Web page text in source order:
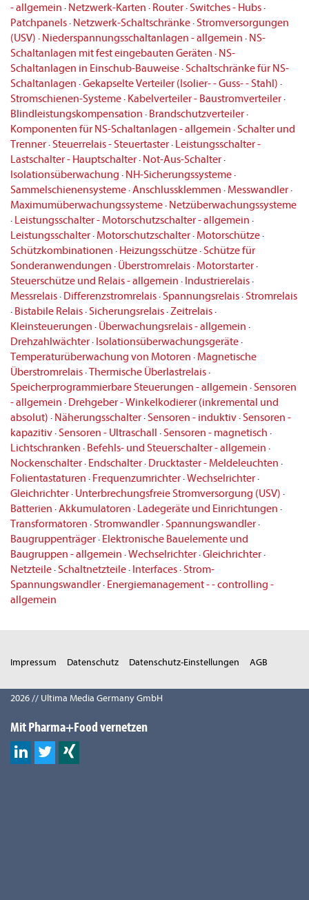
- allgemein · Netzwerk-Karten · Router· Switches - Hubs·
Patchpanels· Netzwerk-Schaltschränke· Stromversorgungen
(USV) · Niederspannungsschaltanlagen - allgemein · NS-
Schaltanlagen mit fest eingebauten Geräten · NS-
Schaltanlagen in Einschub-Bauweise· Schaltschränke für NS-
Schaltanlagen ·Gekapselte Verteiler (Isolier- - Guss- - Stahl) ·
Stromschienen-Systeme· Kabelverteiler - Baustromverteiler·
Blindleistungskompensation · Brandschutzverteiler·
Komponenten für NS-Schaltanlagen - allgemein · Schalter und
Trenner· Steuerrelais - Steuertaster· Leistungsschalter -
Lastschalter - Hauptschalter· Not-Aus-Schalter·
Isolationsüberwachung · NH-Sicherungssysteme·
Sammelschienensysteme·Anschlussklemmen · Messwandler·
Maximumüberwachungssysteme· Netzüberwachungssysteme
· Leistungsschalter - Motorschutzschalter - allgemein ·
Leistungsschalter· Motorschutzschalter· Motorschütze·
Schützkombinationen · Heizungsschütze· Schütze für
Sonderanwendungen · Überstromrelais· Motorstarter·
Steuerschütze und Relais - allgemein · Industrierelais·
Messrelais· Differenzstromrelais· Spannungsrelais· Stromrelais
· Bistabile Relais· Sicherungsrelais· Zeitrelais·
Kleinsteuerungen · Überwachungsrelais - allgemein ·
Drehzahlwächter· Isolationsüberwachungsgeräte·
Temperaturüberwachung von Motoren · Magnetische
Überstromrelais·Thermische Überlastrelais·
Speicherprogrammierbare Steuerungen - allgemein · Sensoren
- allgemein · Drehgeber - Winkelkodierer (inkremental und
absolut) · Näherungsschalter· Sensoren - induktiv· Sensoren -
kapazitiv· Sensoren - Ultraschall · Sensoren - magnetisch ·
Lichtschranken · Befehls- und Steuerschalter - allgemein ·
Nockenschalter· Endschalter· Drucktaster - Meldeleuchten ·
Folientastaturen · Frequenzumrichter·Wechselrichter·
Gleichrichter· Unterbrechungsfreie Stromversorgung (USV) ·
Batterien ·Akkumulatoren · Ladegeräte und Einrichtungen ·
Transformatoren · Stromwandler· Spannungswandler·
Baugruppenträger· Elektronische Bauelemente und
Baugruppen - allgemein ·Wechselrichter·Gleichrichter·
Netzteile· Schaltnetzteile· Interfaces· Strom-
Spannungswandler· Energiemanagement - - controlling -
allgemein
Impressum Datenschutz Datenschutz-Einstellungen AGB
2026 // Ultima Media Germany GmbH
Mit Pharma+Food vernetzen